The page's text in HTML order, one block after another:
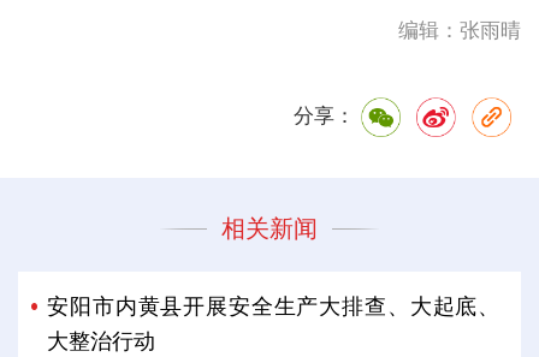
编辑：张雨晴
分享：
相关新闻
安阳市内黄县开展安全生产大排查、大起底、
大整治行动